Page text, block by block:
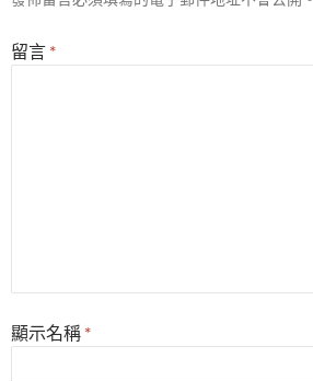
留言 *
顯示名稱 *